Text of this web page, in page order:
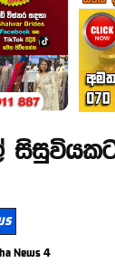
News 4